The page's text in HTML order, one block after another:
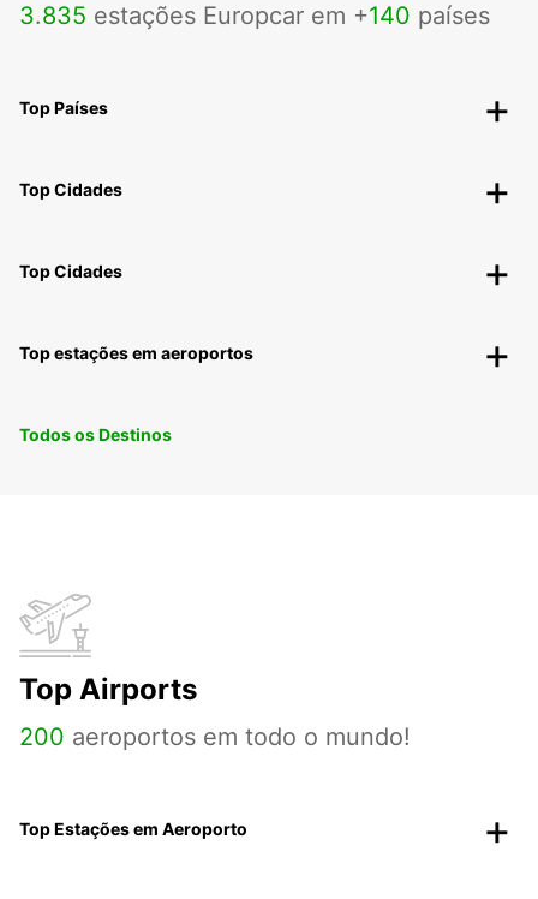
3.835 estações Europcar em +140 países
Top Países
Top Cidades
Top Cidades
Top estações em aeroportos
Todos os Destinos
Top Airports
200 aeroportos em todo o mundo!
Top Estações em Aeroporto